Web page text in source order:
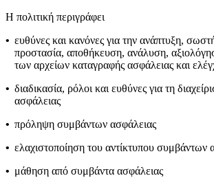
Η πολιτική περιγράφει
• ευθύνες και κανόνες για την ανάπτυξη,
προστασία, αποθήκευση, ανάλυση,
των αρχείων καταγραφής ασφάλειας και
• διαδικασία, ρόλοι και ευθύνες για τη
ασφάλειας
• πρόληψη συμβάντων ασφάλειας
• ελαχιστοποίηση του αντίκτυπου συμβάντων
• μάθηση από συμβάντα ασφάλειας